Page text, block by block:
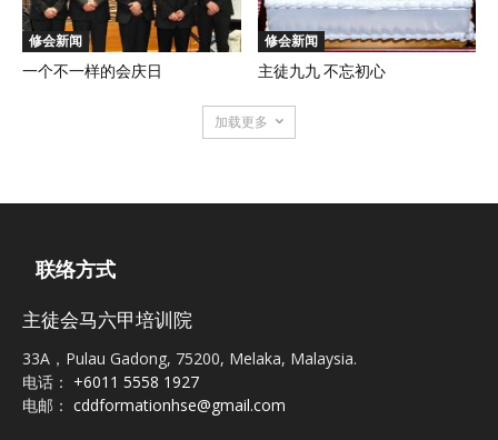
修会新闻
一个不一样的会庆日
修会新闻
主徒九九 不忘初心
加载更多
联络方式
主徒会马六甲培训院
33A，Pulau Gadong, 75200, Melaka, Malaysia.
电话： +6011 5558 1927
电邮： cddformationhse@gmail.com